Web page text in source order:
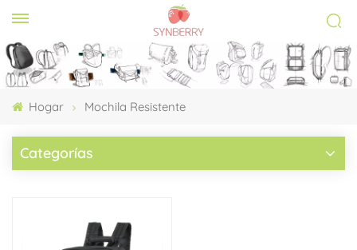
Hogar Mochila Resistente
Categorías